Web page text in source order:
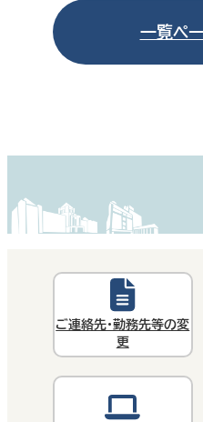
一覧ペ
ご連絡先・勤務先等の変
更